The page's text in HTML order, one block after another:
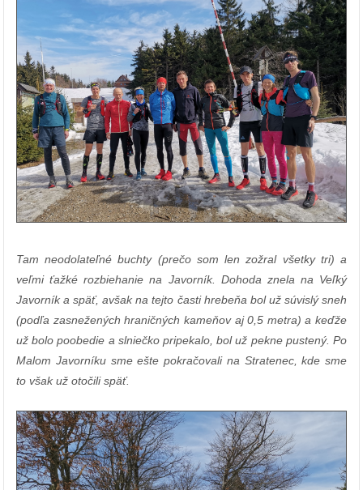
Tam neodolateľné buchty (prečo som len zožral všetky tri) a
veľmi ťažké rozbiehanie na Javorník. Dohoda znela na Veľký
Javorník a späť, avšak na tejto časti hrebeňa bol už súvislý sneh
(podľa zasnežených hraničných kameňov aj 0,5 metra) a keďže
už bolo poobedie a slniečko pripekalo, bol už pekne pustený. Po
Malom Javorníku sme ešte pokračovali na Stratenec, kde sme
to však už otočili späť.